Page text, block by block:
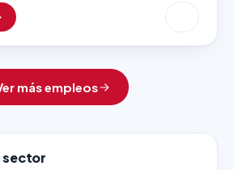
de que un producto llegue a manos
más empleos
sector